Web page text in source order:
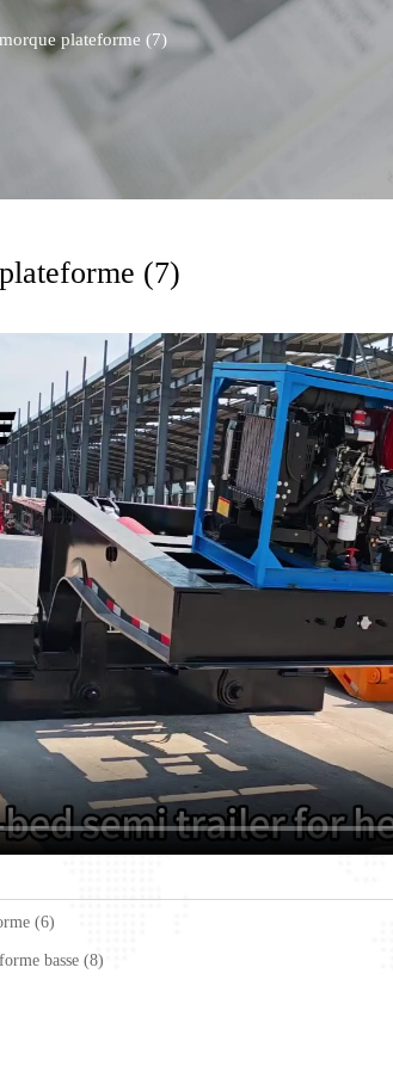
plateforme (7)
(7)
(6)
basse (8)